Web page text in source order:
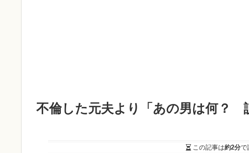
不倫した元夫より「あの男は何？
この記事は約2分で